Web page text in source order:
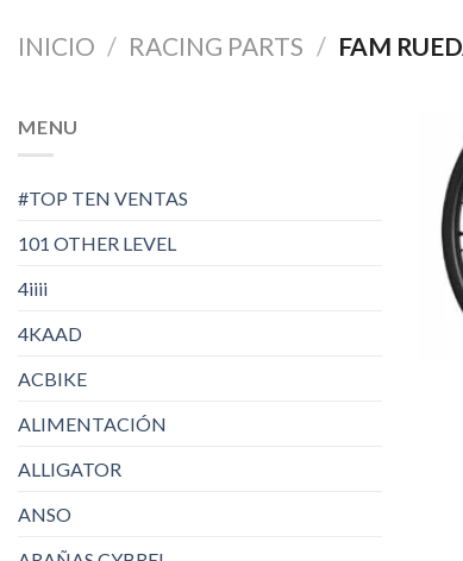
INICIO / RACING PARTS / FAM
MENU
#TOP TEN VENTAS
101 OTHER LEVEL
4iiii
4KAAD
ACBIKE
ALIMENTACIÓN
ALLIGATOR
ANSO